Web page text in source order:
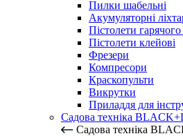
Пилки шабельні
Акумуляторні
Пістолети гарячого
Пістолети клейові
Фрезери
Компресори
Краскопульти
Викрутки
Приладдя для
Садова техніка
Садова техніка